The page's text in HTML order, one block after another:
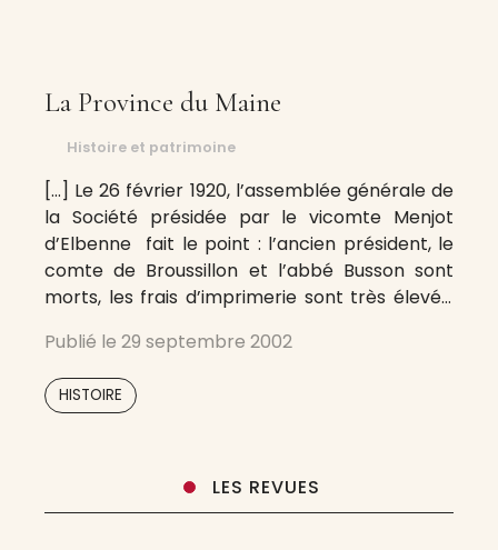
La Province du Maine
Histoire et patrimoine
[…] Le 26 février 1920, l’assemblée générale de
la Société présidée par le vicomte Menjot
d’Elbenne fait le point : l’ancien président, le
comte de Broussillon et l’abbé Busson sont
morts, les frais d’imprimerie sont très élevés,
savante est envisagée mais finalement un
nouveau bureau est constitué :
Publié le 29 septembre 2002
HISTOIRE
LES REVUES